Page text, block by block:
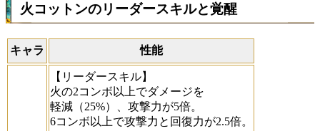
火コットンのリーダースキルと覚醒
キャラ 性能
【リーダースキル】
火の2コンボ以上でダメージを
軽減（25%）、攻撃力が5倍。
6コンボ以上で攻撃力と回復力が2.5倍。